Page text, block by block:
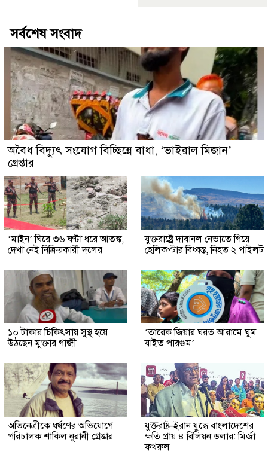
সর্বশেষ সংবাদ
অবৈধ বিদ্যুৎ সংযোগ বিচ্ছিন্নে বাধা, ‘ভাইরাল মিজান’
গ্রেপ্তার
‘মাইন’ ঘিরে ৩৬ ঘণ্টা ধরে আতঙ্ক,
দেখা নেই নিষ্ক্রিয়কারী দলের
যুক্তরাষ্ট্রে দাবানল নেভাতে গিয়ে
হেলিকপ্টার বিধ্বস্ত, নিহত ২ পাইলট
১০ টাকার চিকিৎসায় সুস্থ হয়ে
উঠছেন মুক্তার গাজী
‘তারেক জিয়ার ঘরত আরামে ঘুম
যাইত পারগুম’
অভিনেত্রীকে ধর্ষণের অভিযোগে
পরিচালক শাকিল নূরানী গ্রেপ্তার
যুক্তরাষ্ট্র-ইরান যুদ্ধে বাংলাদেশের
ক্ষতি প্রায় ৪ বিলিয়ন ডলার: মির্জা
ফখরুল